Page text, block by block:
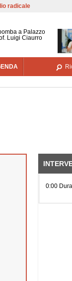
al contenuto principale
radicale
a Palazzo
Luigi Ciaurro
0:00